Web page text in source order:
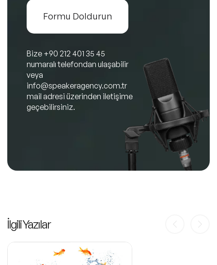
Formu Doldurun
Bize +90 212 401 35 45
numaralı telefondan ulaşabilir
veya
info@speakeragency.com.tr
mail adresi üzerinden iletişime
geçebilirsiniz.
İlgili Yazılar